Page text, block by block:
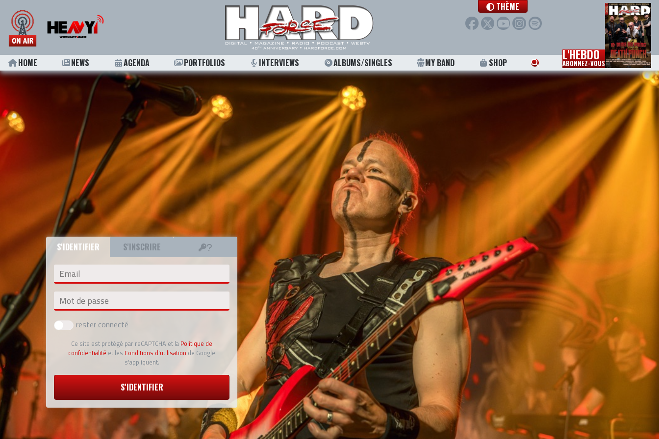
THÈME
HOME NEWS AGENDA PORTFOLIOS INTERVIEWS ALBUMS/SINGLES MY BAND SHOP L'HEBDO
ABONNEZ-VOUS
S'IDENTIFIER S'INSCRIRE
Email
Mot de passe
rester connecté
Ce site est protégé par reCAPTCHA et la Politique de
confidentialité et les Conditions d'utilisation de Google
s'appliquent.
S'IDENTIFIER